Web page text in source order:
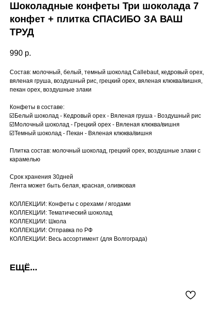
Шоколадные конфеты Три шоколада 7
конфет + плитка СПАСИБО ЗА ВАШ
ТРУД
990 р.
Состав: молочный, белый, темный шоколад Callebaut, кедровый орех,
вяленая груша, воздушный рис, грецкий орех, вяленая клюква/вишня,
пекан орех, воздушные злаки
Конфеты в составе:
☑️Белый шоколад - Кедровый орех - Вяленая груша - Воздушный рис
☑️Молочный шоколад - Грецкий орех - Вяленая клюква/вишня
☑️Темный шоколад - Пекан - Вяленая клюква/вишня
Плитка состав: молочный шоколад, грецкий орех, воздушные злаки с
карамелью
Срок хранения 30дней
Лента может быть белая, красная, оливковая
КОЛЛЕКЦИИ: Конфеты с орехами / ягодами
КОЛЛЕКЦИИ: Тематический шоколад
КОЛЛЕКЦИИ: Школа
КОЛЛЕКЦИИ: Отправка по РФ
КОЛЛЕКЦИИ: Весь ассортимент (для Волгограда)
ЕЩЁ...